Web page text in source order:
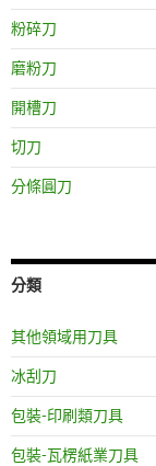
粉碎刀
磨粉刀
開槽刀
切刀
分條圓刀
分類
其他領域用刀具
冰刮刀
包裝-印刷類刀具
包裝-瓦楞紙業刀具